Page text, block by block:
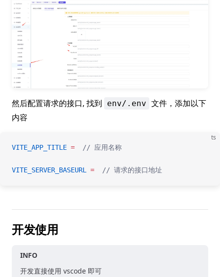
然后配置请求的接口, 找到 env/.env 文件，添加以下
内容
ts
VITE_APP_TITLE =
  // 应用名称
VITE_SERVER_BASEURL =
  // 请求的接口地址
开发使用
INFO
开发直接使用 vscode 即可